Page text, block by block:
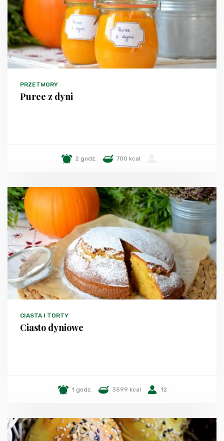
PRZETWORY
Puree z dyni
2 godz. 700 kcal
CIASTA I TORTY
Ciasto dyniowe
1 godz. 3599 kcal 12